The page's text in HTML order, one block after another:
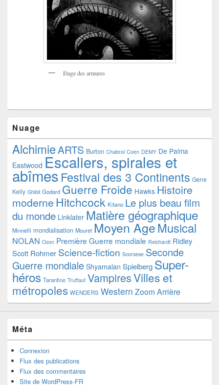
Étage des armures
Nuage
AlchimieARTS Burton Chabrol Coen DEMY De Palma
Eastwood Escaliers, spirales et
abîmes Festival des 3 Continents Gene
Kelly Ghibli Godard Guerre Froide Hawks Histoire
moderne Hitchcock Kitano Le plus beau film
du monde Linklater Matière géographique
Minnelli mondialisation Mouret Moyen AgeMusical
NOLAN Ozon Première Guerre mondiale Reichardt Ridley
Scott Rohmer Science-fiction Scorsese Seconde
Guerre mondiale Shyamalan Spielberg Super-
héros Tarantino Truffaut VampiresVilles et
métropoles WENDERS Western Zoom Arrière
Méta
Connexion
Flux des publications
Flux des commentaires
Site de WordPress-FR